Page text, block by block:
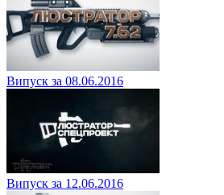
Випуск за 08.06.2016
Випуск за 12.06.2016